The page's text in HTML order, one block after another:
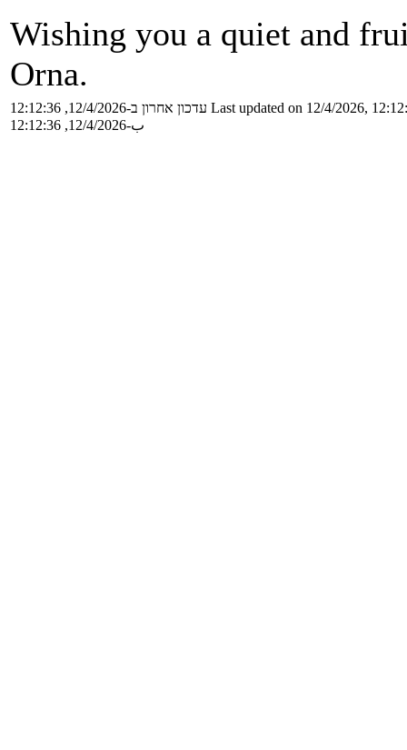
Wishing you a quiet and
Orna.
עדכון אחרון ב-12/4/2026, 12:12:36 Last updated on 12/4/2026,
ب-12/4/2026, 12:12:36